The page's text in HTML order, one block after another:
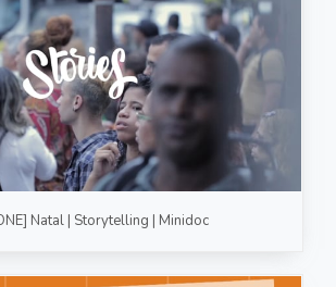
Natal | Storytelling | Minidoc